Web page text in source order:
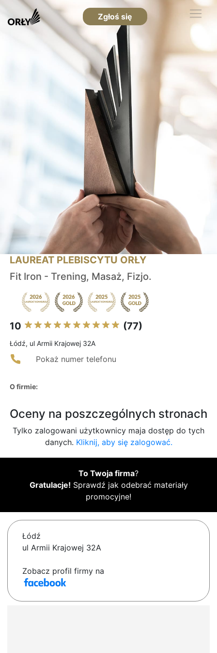
Zgłoś się
LAUREAT PLEBISCYTU ORŁY
Fit Iron - Trening, Masaż, Fizjo.
10 (77)
Łódź, ul Armii Krajowej 32A
Pokaż numer telefonu
O firmie:
Oceny na poszczególnych stronach
Tylko zalogowani użytkownicy maja dostęp do tych
danych. Kliknij, aby się zalogować.
To Twoja firma?
Gratulacje! Sprawdź jak odebrać materiały
promocyjne!
Łódź
ul Armii Krajowej 32A
Zobacz profil firmy na